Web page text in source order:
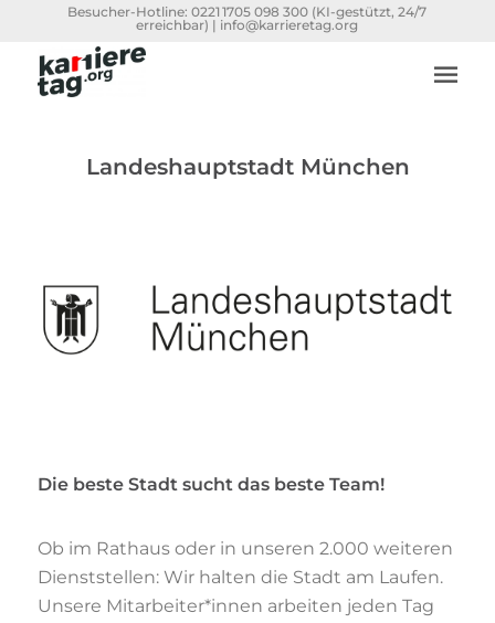
Besucher-Hotline:0221 1705 098 300 (KI-gestützt, 24/7
erreichbar) | info@karrieretag.org
Landeshauptstadt München
Die beste Stadt sucht das beste Team!
Ob im Rathaus oder in unseren 2.000 weiteren
Dienststellen: Wir halten die Stadt am Laufen.
Unsere Mitarbeiter*innen arbeiten jeden Tag